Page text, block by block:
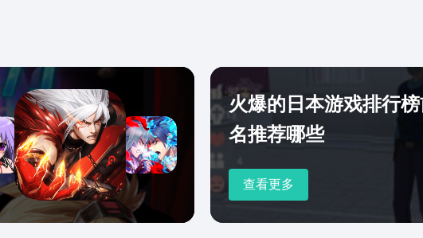
动物为原型，野猪、食草龙等。整体而言，游戏的可玩性还是挺高的，
期想要体验这款游戏的玩家，赶紧点击本文的预约按钮了，游戏目前正
火爆的日本游戏排行
名推荐哪些
查看更多